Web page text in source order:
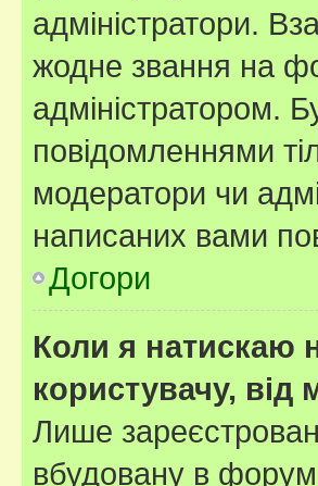
адміністратори.
жодне звання на
адміністратором.
повідомленнями
модератори чи
написаних вами
Догори
Коли я натискаю
користувачу, від
Лише
вбудовану в